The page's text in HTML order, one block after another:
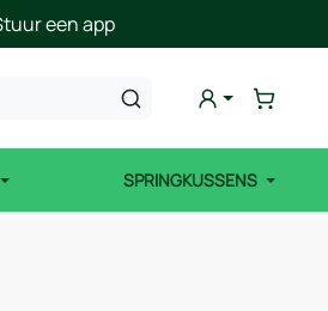
een app
SPRINGKUSSENS